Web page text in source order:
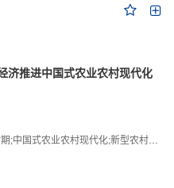
济推进中国式农业农村现代化
现代化;新型农村集体经济;城乡融合发展;新质生产力